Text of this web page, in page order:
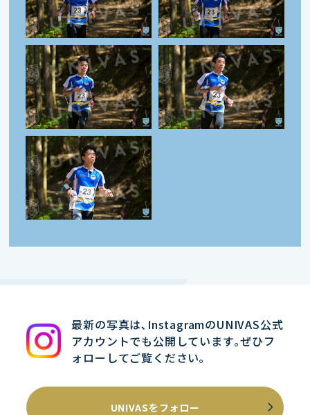
最新の写真は､InstagramのUNIVAS公式
アカウントでも公開しています｡ぜひフ
ォローしてご覧ください｡
UNIVASをフォロー